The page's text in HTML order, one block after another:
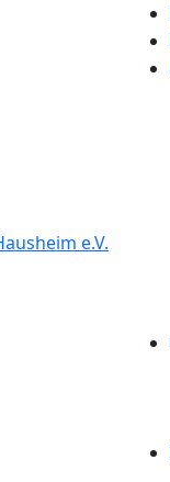
e.V.